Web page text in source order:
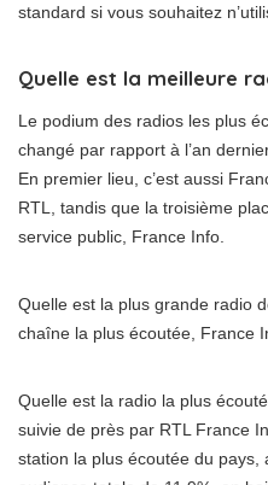
standard si vous souhaitez
Quelle est la meilleure
Le podium des radios les plus
changé par rapport à l’an
En premier lieu, c’est aussi
RTL, tandis que la troisième
service public, France Info.
Quelle est la plus grande radio
chaîne la plus écoutée, France
Quelle est la radio la plus
suivie de près par RTL France
station la plus écoutée du pays,